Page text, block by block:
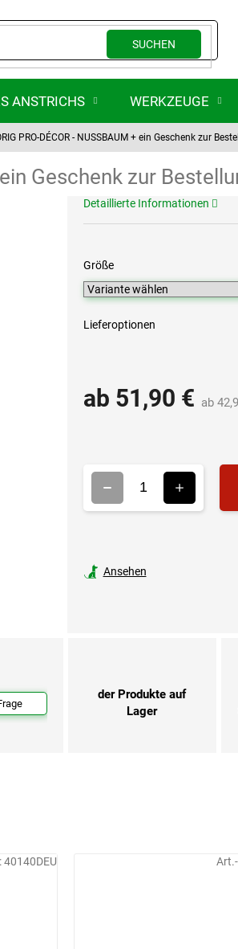
SUCHEN
ANSTRICHS WERKZEUGE
PRO-DÉCOR - NUSSBAUM + ein Geschenk zur
Geschenk zur
ab 51,90 € ab
Größe
Lieferoptionen
Detaillierte Informationen
Ansehen
der Produkte auf
Lager
40140DEU